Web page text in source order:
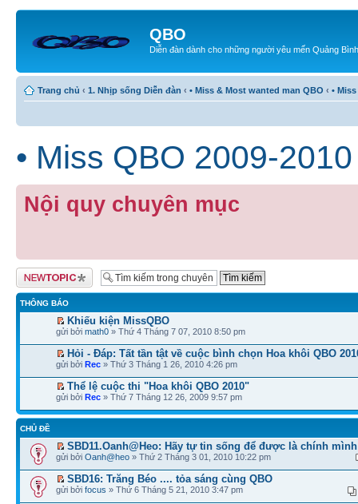
QBO
Diễn đàn dành cho những người yêu mến Quảng Bình
Trang chủ ‹ 1. Nhịp sống Diễn đàn ‹ • Miss & Most wanted man QBO ‹ •
• Miss QBO 2009-2010
Nội quy chuyên mục
Tạo chủ đề mới
THÔNG BÁO
Khiếu kiện MissQBO
gửi bởi math0 » Thứ 4 Tháng 7 07, 2010 8:50 pm
Hỏi - Đáp: Tất tần tật về cuộc bình chọn Hoa khôi QBO
gửi bởi Rec » Thứ 3 Tháng 1 26, 2010 4:26 pm
Thể lệ cuộc thi "Hoa khôi QBO 2010"
gửi bởi Rec » Thứ 7 Tháng 12 26, 2009 9:57 pm
CHỦ ĐỀ
SBD11.Oanh@Heo: Hãy tự tin sống để được là chính
gửi bởi Oanh@heo » Thứ 2 Tháng 3 01, 2010 10:22 pm
SBD16: Trăng Béo .... tỏa sáng cùng QBO
gửi bởi focus » Thứ 6 Tháng 5 21, 2010 3:47 pm